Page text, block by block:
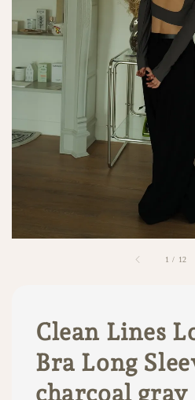
1 / 12
Clean Lines
Bra Long
charcoal gray